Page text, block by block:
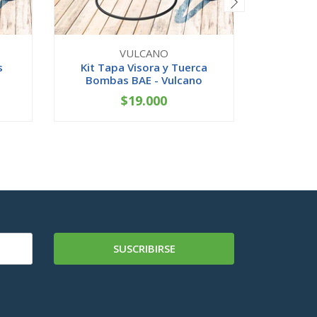
VULCANO
Kit Tapa Visora y Tuerca
Bombas BAE - Vulcano
+
$19.000
SUSCRIBIRSE